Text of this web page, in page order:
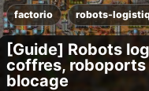
factorio robots-
[Guide] Robots
coffres,
blocage